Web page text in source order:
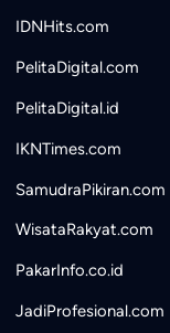
IDNHits.com
PelitaDigital.com
PelitaDigital.id
IKNTimes.com
SamudraPikiran.com
WisataRakyat.com
PakarInfo.co.id
JadiProfesional.com